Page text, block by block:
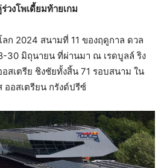
วงโพเดี้ยมท้ายเกม
ก 2024 สนามที่ 11 ของฤดูกาล ดวล
30 มิถุนายน ที่ผ่านมา ณ เรดบูลล์ ริง
อสเตรีย ชิงชัยทั้งสิ้น 71 รอบสนาม ใน
ออสเตรียน กรังด์ปรีซ์